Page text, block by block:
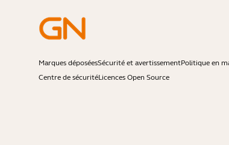
Marques déposéesSécurité et avertissementPolitique en
Centre de sécuritéLicences Open Source